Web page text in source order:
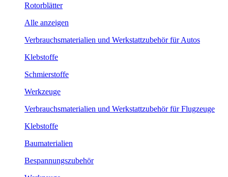
Rotorblätter
Alle anzeigen
Verbrauchsmaterialien und Werkstattzubehör für Autos
Klebstoffe
Schmierstoffe
Werkzeuge
Verbrauchsmaterialien und Werkstattzubehör für Flugzeuge
Klebstoffe
Baumaterialien
Bespannungszubehör